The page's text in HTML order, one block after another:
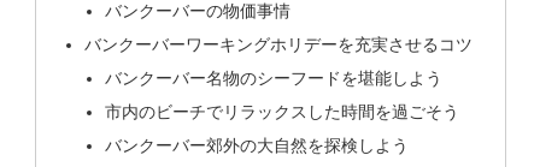
バンクーバーの物価事情
バンクーバーワーキングホリデーを充実させるコツ
バンクーバー名物のシーフードを堪能しよう
市内のビーチでリラックスした時間を過ごそう
バンクーバー郊外の大自然を探検しよう